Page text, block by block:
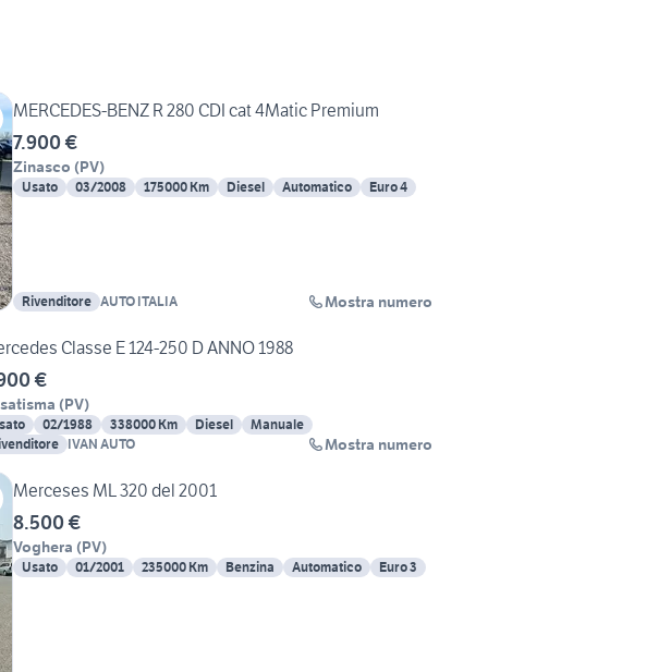
MERCEDES-BENZ R 280 CDI cat 4Matic Premium
7.900 €
Zinasco (PV)
Usato 03/2008 175000 Km Diesel Automatico Euro 4
Rivenditore AUTO ITALIA Mostra numero
Classe E 124-250 D ANNO 1988
€
(PV)
02/1988 338000 Km Diesel
Manuale
IVAN AUTO Mostra numero
Merceses ML 320 del 2001
8.500 €
Voghera (PV)
Usato 01/2001 235000 Km Benzina Automatico Euro 3